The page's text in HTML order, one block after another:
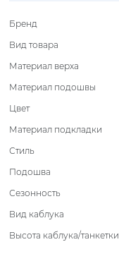
Бренд
Вид товара
Материал верха
Материал подошвы
Цвет
Материал подкладки
Стиль
Подошва
Сезонность
Вид каблука
Высота каблука/танкетки